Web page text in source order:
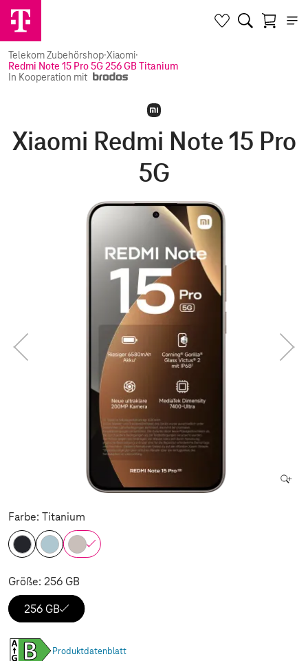
Telekom Zubehörshop·Xiaomi·
Redmi Note 15 Pro 5G 256 GB Titanium
In Kooperation mit
Xiaomi Redmi Note 15 Pro
5G
Farbe: Titanium
Größe: 256 GB
256 GB
Produktdatenblatt